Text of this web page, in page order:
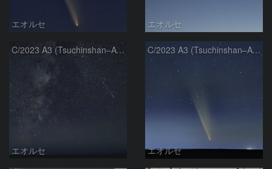
エオルセ エオルセ
C/2023 A3 (Tsuchinshan–ATLAS)と天の川
エオルセ
C/2023 A3 (Tsuchinshan–ATLAS)
エオルセ